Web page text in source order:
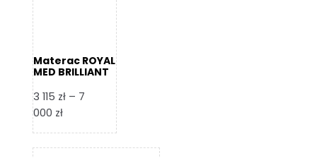
Materac ROYAL
MED BRILLIANT
3 115 zł – 7
000 złZakres
od